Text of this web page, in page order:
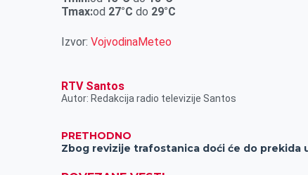
r
Tmax:od 27°C do 29°C
Izvor:VojvodinaMeteo
RTV Santos
Autor: Redakcija radio televizije Santos
PRETHODNO